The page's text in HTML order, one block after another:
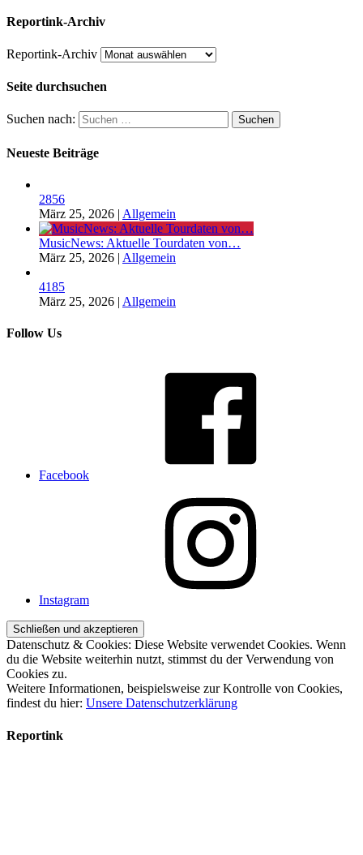
Reportink-Archiv
Reportink-Archiv
Seite durchsuchen
Suchen nach:
Neueste Beiträge
2856
März 25, 2026 | Allgemein
MusicNews: Aktuelle Tourdaten von…
März 25, 2026 | Allgemein
4185
März 25, 2026 | Allgemein
Follow Us
Facebook
Instagram
Datenschutz & Cookies: Diese Website verwendet Cookies. Wenn
du die Website weiterhin nutzt, stimmst du der Verwendung von
Cookies zu.
Weitere Informationen, beispielsweise zur Kontrolle von Cookies,
findest du hier: Unsere Datenschutzerklärung
Reportink